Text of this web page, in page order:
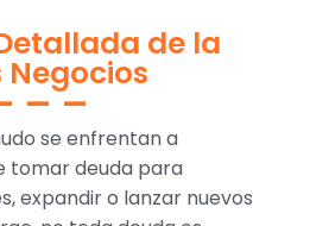
de la
Negocios
se enfrentan a
tomar deuda para
expandir o lanzar nuevos